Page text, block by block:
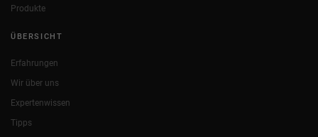
Produkte
ÜBERSICHT
Erfahrungen
Wir über uns
Expertenwissen
Tipps